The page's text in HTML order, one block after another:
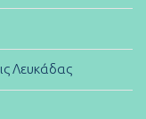
Λευκάδας